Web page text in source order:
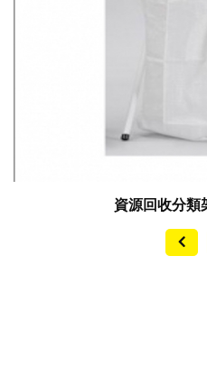
資源回收分類